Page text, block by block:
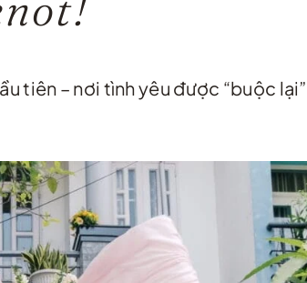
tiên – nơi tình yêu được “buộc